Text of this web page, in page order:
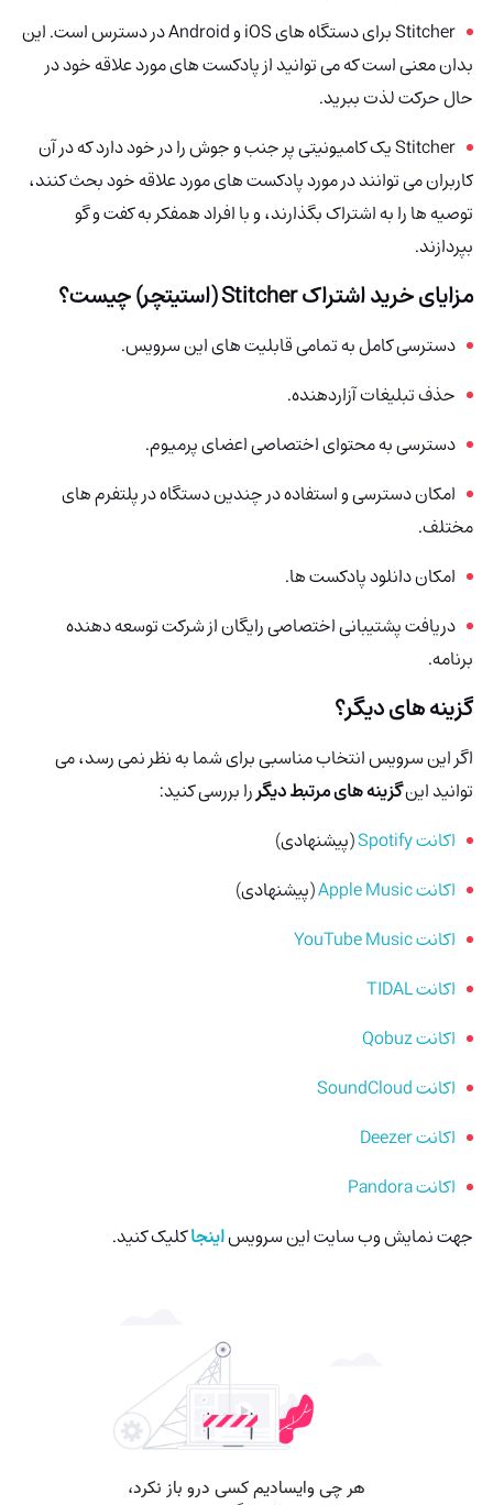
Stitcher برای دستگاه های iOS و Android در دسترس است. این
بدان معنی است که می توانید از پادکست های مورد علاقه خود در
حال حرکت لذت ببرید.
Stitcher یک کامیونیتی پر جنب و جوش را در خود دارد که در آن
کاربران می توانند در مورد پادکست های مورد علاقه خود بحث کنند،
توصیه ها را به اشتراک بگذارند، و با افراد همفکر به کفت و گو
بپردازند.
مزایای خرید اشتراکStitcher (استیتچر) چیست؟
دسترسی کامل به تمامی قابلیت های این سرویس.
حذف تبلیغات آزاردهنده.
دسترسی به محتوای اختصاصی اعضای پرمیوم.
امکان دسترسی و استفاده در چندین دستگاه در پلتفرم های
مختلف.
امکان دانلود پادکست ها.
دریافت پشتیبانی اختصاصی رایگان از شرکت توسعه دهنده
برنامه.
گزینه های دیگر؟
اگر این سرویس انتخاب مناسبی برای شما به نظر نمی رسد، می
توانید اینگزینه های مرتبط دیگررا بررسی کنید:
اکانت Spotify
(پیشنهادی)
اکانت Apple Music
(پیشنهادی)
اکانت YouTube Music
اکانت TIDAL
اکانت Qobuz
اکانت SoundCloud
اکانت Deezer
اکانت Pandora
جهت نمایش وب سایت این سرویساینجاکلیک کنید.